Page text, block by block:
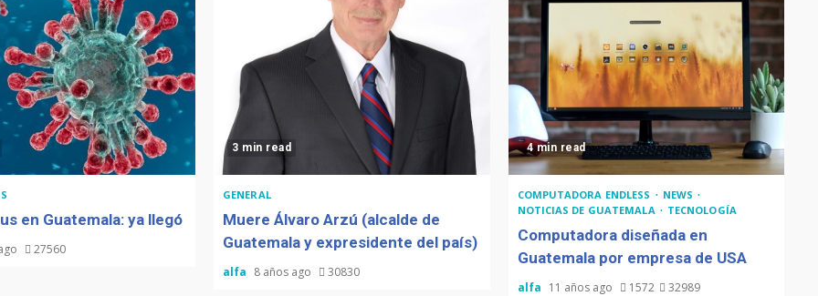
en Guatemala: ya llegó
27560
3 min read
GENERAL
Muere Álvaro Arzú (alcalde de
Guatemala y expresidente del país)
alfa 8 años ago 30830
4 min read
COMPUTADORA ENDLESS
NEWS
NOTICIAS DE GUATEMALA
TECNOLOGÍA
Computadora diseñada en
Guatemala por empresa de USA
alfa 11 años ago 1572 32989